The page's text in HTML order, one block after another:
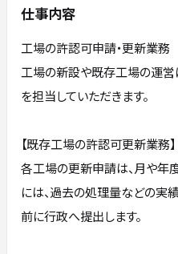
仕事内容
工場の許認可申請・更新業務
工場の新設や既存工場の運
を担当していただきます。
【既存工場の許認可更新業務】
各工場の更新申請は、月や年
には、過去の処理量などの実
前に行政へ提出します。